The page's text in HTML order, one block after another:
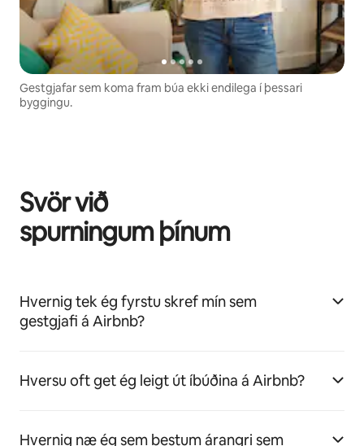
Gestgjafar sem koma fram búa ekki endilega í þessari
byggingu.
Svör við
spurningum þínum
Hvernig tek ég fyrstu skref mín sem
gestgjafi á Airbnb?
Hversu oft get ég leigt út íbúðina á Airbnb?
Hvernig næ ég sem bestum árangri sem